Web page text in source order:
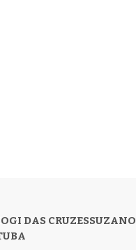
DAS CRUZESSUZANO